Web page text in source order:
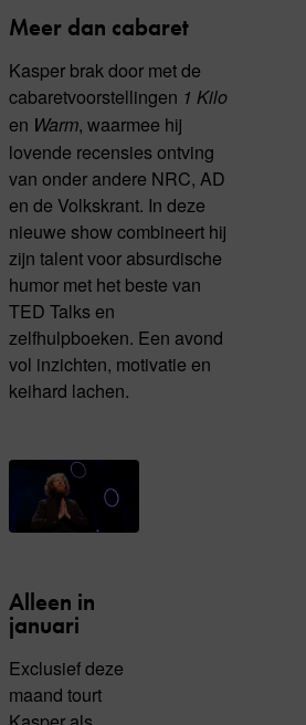
Meer dan cabaret
Kasper brak door met de
cabaretvoorstellingen 1 Kilo
en Warm, waarmee hij
lovende recensies ontving
van onder andere NRC, AD
en de Volkskrant. In deze
nieuwe show combineert hij
zijn talent voor absurdische
humor met het beste van
TED Talks en
zelfhulpboeken. Een avond
vol inzichten, motivatie en
keihard lachen.
Alleen in
januari
Exclusief deze
maand tourt